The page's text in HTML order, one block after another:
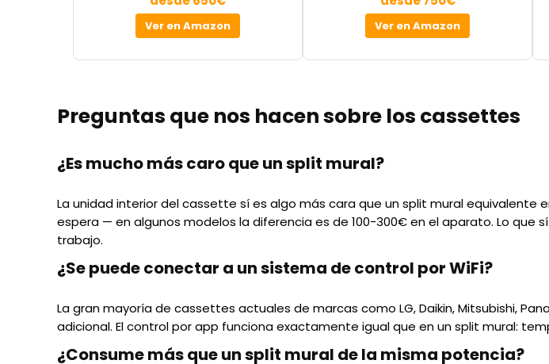
Ver en Amazon Ver en Amazon
Preguntas que nos hacen sobre los cassettes
¿Es mucho más caro que un split mural?
La unidad interior del cassette sí es algo más cara que un split mural
espera — en algunos modelos la diferencia es de 100-300€ en el aparato. Lo
trabajo.
¿Se puede conectar a un sistema de control por WiFi?
La gran mayoría de cassettes actuales de marcas como LG, Daikin, Mitsubishi,
adicional. El control por app funciona exactamente igual que en un split mural:
¿Consume más que un split mural de la misma potencia?